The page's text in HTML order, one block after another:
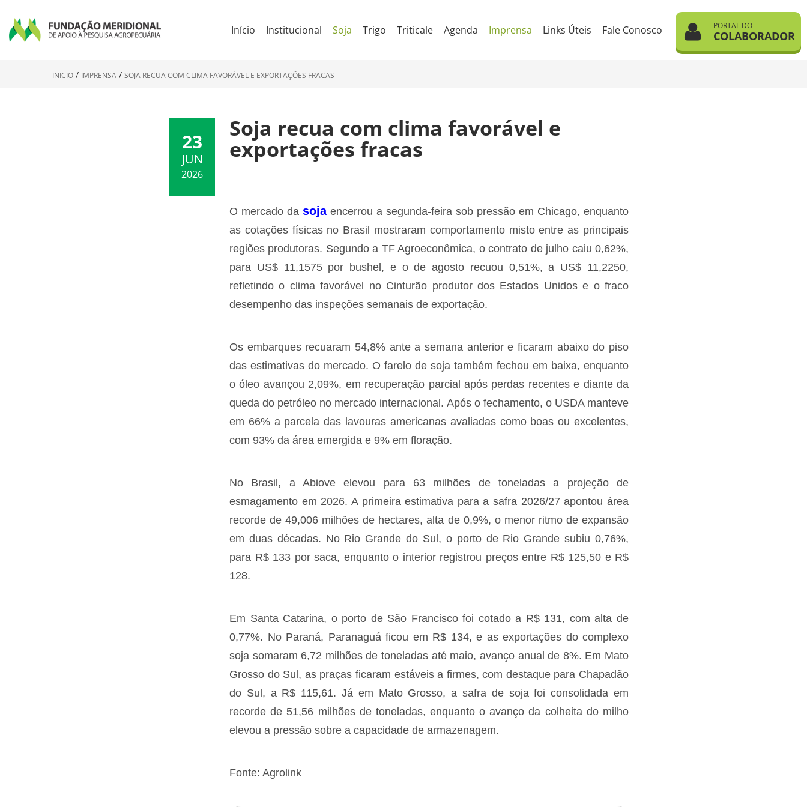
PORTAL DO
COLABORADOR
Início Institucional Soja Trigo Triticale Agenda Imprensa Links Úteis Fale Conosco
INICIO IMPRENSA SOJA RECUA COM CLIMA FAVORÁVEL E EXPORTAÇÕES FRACAS
23
JUN
2026
Soja recua com clima favorável e
exportações fracas
O mercado da sojaencerrou a segunda-feira sob pressão em Chicago, enquanto
as cotações físicas no Brasil mostraram comportamento misto entre as principais
regiões produtoras. Segundo a TF Agroeconômica, o contrato de julho caiu 0,62%,
para US$ 11,1575 por bushel, e o de agosto recuou 0,51%, a US$ 11,2250,
refletindo o clima favorável no Cinturão produtor dos Estados Unidos e o fraco
desempenho das inspeções semanais de exportação.
Os embarques recuaram 54,8% ante a semana anterior e ficaram abaixo do piso
das estimativas do mercado. O farelo de soja também fechou em baixa, enquanto
o óleo avançou 2,09%, em recuperação parcial após perdas recentes e diante da
queda do petróleo no mercado internacional. Após o fechamento, o USDA manteve
em 66% a parcela das lavouras americanas avaliadas como boas ou excelentes,
com 93% da área emergida e 9% em floração.
No Brasil, a Abiove elevou para 63 milhões de toneladas a projeção de
esmagamento em 2026. A primeira estimativa para a safra 2026/27 apontou área
recorde de 49,006 milhões de hectares, alta de 0,9%, o menor ritmo de expansão
em duas décadas. No Rio Grande do Sul, o porto de Rio Grande subiu 0,76%,
para R$ 133 por saca, enquanto o interior registrou preços entre R$ 125,50 e R$
128.
Em Santa Catarina, o porto de São Francisco foi cotado a R$ 131, com alta de
0,77%. No Paraná, Paranaguá ficou em R$ 134, e as exportações do complexo
soja somaram 6,72 milhões de toneladas até maio, avanço anual de 8%. Em Mato
Grosso do Sul, as praças ficaram estáveis a firmes, com destaque para Chapadão
do Sul, a R$ 115,61. Já em Mato Grosso, a safra de soja foi consolidada em
recorde de 51,56 milhões de toneladas, enquanto o avanço da colheita do milho
elevou a pressão sobre a capacidade de armazenagem.
Fonte: Agrolink